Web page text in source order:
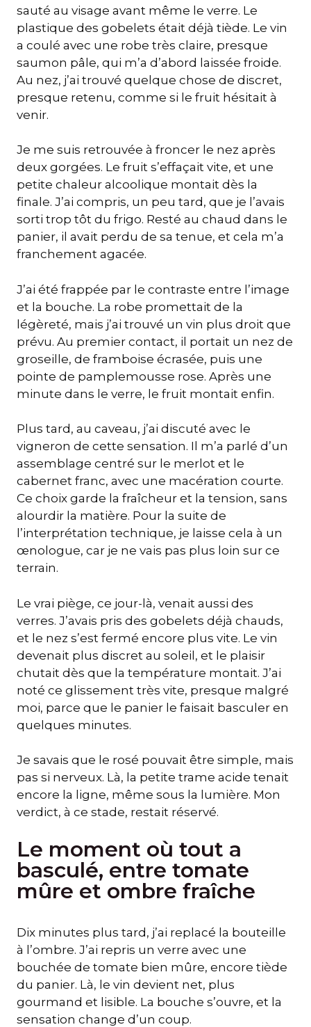
sauté au visage avant même le verre. Le
plastique des gobelets était déjà tiède. Le vin
a coulé avec une robe très claire, presque
saumon pâle, qui m’a d’abord laissée froide.
Au nez, j’ai trouvé quelque chose de discret,
presque retenu, comme si le fruit hésitait à
venir.
Je me suis retrouvée à froncer le nez après
deux gorgées. Le fruit s’effaçait vite, et une
petite chaleur alcoolique montait dès la
finale. J’ai compris, un peu tard, que je l’avais
sorti trop tôt du frigo. Resté au chaud dans le
panier, il avait perdu de sa tenue, et cela m’a
franchement agacée.
J’ai été frappée par le contraste entre l’image
et la bouche. La robe promettait de la
légèreté, mais j’ai trouvé un vin plus droit que
prévu. Au premier contact, il portait un nez de
groseille, de framboise écrasée, puis une
pointe de pamplemousse rose. Après une
minute dans le verre, le fruit montait enfin.
Plus tard, au caveau, j’ai discuté avec le
vigneron de cette sensation. Il m’a parlé d’un
assemblage centré sur le merlot et le
cabernet franc, avec une macération courte.
Ce choix garde la fraîcheur et la tension, sans
alourdir la matière. Pour la suite de
l’interprétation technique, je laisse cela à un
œnologue, car je ne vais pas plus loin sur ce
terrain.
Le vrai piège, ce jour-là, venait aussi des
verres. J’avais pris des gobelets déjà chauds,
et le nez s’est fermé encore plus vite. Le vin
devenait plus discret au soleil, et le plaisir
chutait dès que la température montait. J’ai
noté ce glissement très vite, presque malgré
moi, parce que le panier le faisait basculer en
quelques minutes.
Je savais que le rosé pouvait être simple, mais
pas si nerveux. Là, la petite trame acide tenait
encore la ligne, même sous la lumière. Mon
verdict, à ce stade, restait réservé.
Le moment où tout a
basculé, entre tomate
mûre et ombre fraîche
Dix minutes plus tard, j’ai replacé la bouteille
à l’ombre. J’ai repris un verre avec une
bouchée de tomate bien mûre, encore tiède
du panier. Là, le vin devient net, plus
gourmand et lisible. La bouche s’ouvre, et la
sensation change d’un coup.